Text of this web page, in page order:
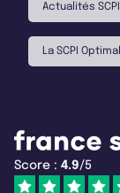
Actualités SCPI
La SCPI
Score : 4.9/5